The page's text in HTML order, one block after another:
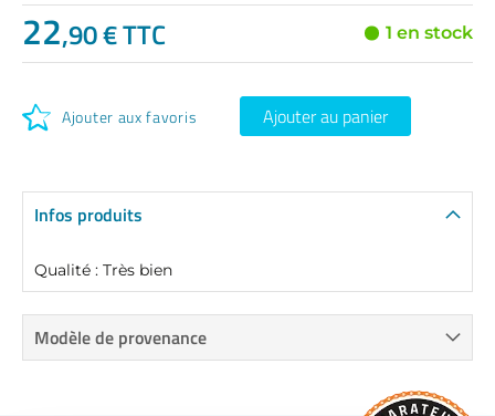
22,90 € TTC 1 en stock
Ajouter aux favoris Ajouter au panier
Infos produits
Qualité : Très bien
Modèle de provenance